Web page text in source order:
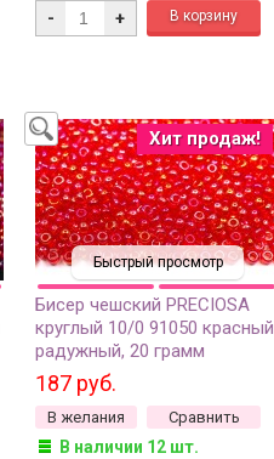
- +
Быстрый просмотр
Хит продаж!
Бисер чешский PRECIOSA
круглый 10/0 91050 красный
радужный, 20 грамм
187 руб.
В желания Сравнить
В наличии 12 шт.